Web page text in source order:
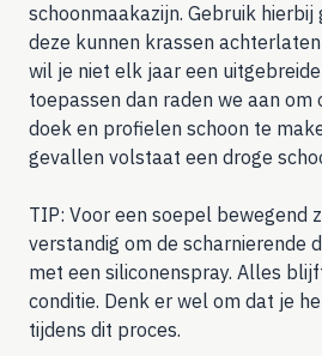
schoonmaakazijn. Gebruik hierbij
deze kunnen krassen
wil je niet elk jaar een
toepassen dan raden we aan om
doek en profielen schoon te
gevallen volstaat een droge
TIP: Voor een soepel bewegend
verstandig om de scharnierende
met een siliconenspray. Alles
conditie. Denk er wel om dat je
tijdens dit proces.